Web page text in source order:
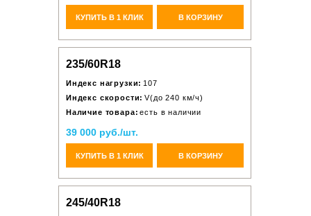
КУПИТЬ В 1 КЛИК В КОРЗИНУ
235/60R18
Индекс нагрузки: 107
Индекс скорости: V(до 240 км/ч)
Наличие товара: есть в наличии
39 000 руб./шт.
КУПИТЬ В 1 КЛИК В КОРЗИНУ
245/40R18